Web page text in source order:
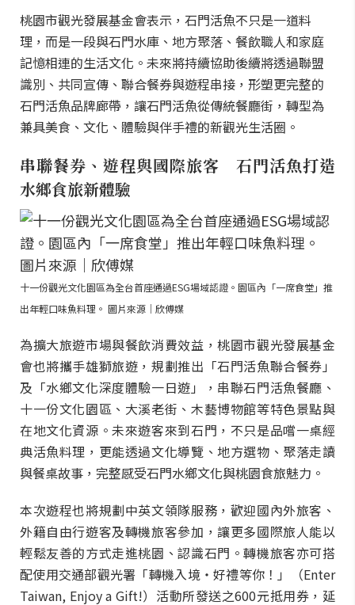
桃園市觀光發展基金會表示，石門活魚不只是一道料
理，而是一段與石門水庫、地方聚落、餐飲職人和家庭
記憶相連的生活文化。未來將持續協助後續將透過聯盟
識別、共同宣傳、聯合餐券與遊程串接，形塑更完整的
石門活魚品牌廊帶，讓石門活魚從傳統餐廳街，轉型為
兼具美食、文化、體驗與伴手禮的新觀光生活圈。
串聯餐券、遊程與國際旅客 石門活魚打造
水鄉食旅新體驗
十一份觀光文化園區為全台首座通過ESG場域認證。園區內「一席食堂」推
出年輕口味魚料理。 圖片來源｜欣傅媒
為擴大旅遊市場與餐飲消費效益，桃園市觀光發展基金
會也將攜手雄獅旅遊，規劃推出「石門活魚聯合餐券」
及「水鄉文化深度體驗一日遊」，串聯石門活魚餐廳、
十一份文化園區、大溪老街、木藝博物館等特色景點與
在地文化資源。未來遊客來到石門，不只是品嚐一桌經
典活魚料理，更能透過文化導覽、地方選物、聚落走讀
與餐桌故事，完整感受石門水鄉文化與桃園食旅魅力。
本次遊程也將規劃中英文領隊服務，歡迎國內外旅客、
外籍自由行遊客及轉機旅客參加，讓更多國際旅人能以
輕鬆友善的方式走進桃園、認識石門。轉機旅客亦可搭
配使用交通部觀光署「轉機入境・好禮等你！」（Enter
Taiwan, Enjoy a Gift!）活動所發送之600元抵用券，延